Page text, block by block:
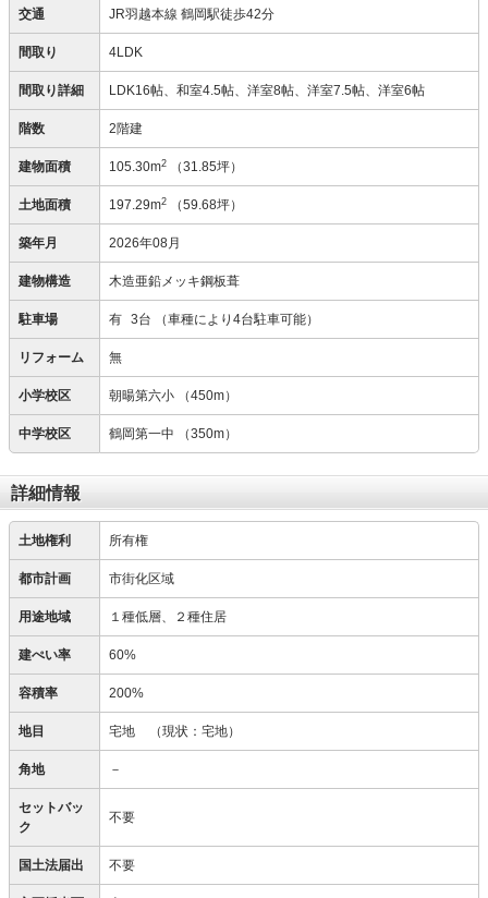
交通 JR羽越本線 鶴岡駅徒歩42分
間取り 4LDK
間取り詳細 LDK16帖、和室4.5帖、洋室8帖、洋室7.5帖、洋室6帖
階数 2階建
建物面積 105.30m2 （31.85坪）
土地面積 197.29m2 （59.68坪）
築年月 2026年08月
建物構造 木造亜鉛メッキ鋼板葺
駐車場 有 3台 （車種により4台駐車可能）
リフォーム 無
小学校区 朝暘第六小 （450m）
中学校区 鶴岡第一中 （350m）
詳細情報
土地権利 所有権
都市計画 市街化区域
用途地域 １種低層、２種住居
建ぺい率 60%
容積率 200%
地目 宅地 （現状：宅地）
角地 －
セットバッ
ク
不要
国土法届出 不要